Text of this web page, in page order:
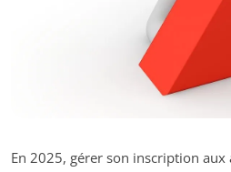
En 2025, gérer son inscription